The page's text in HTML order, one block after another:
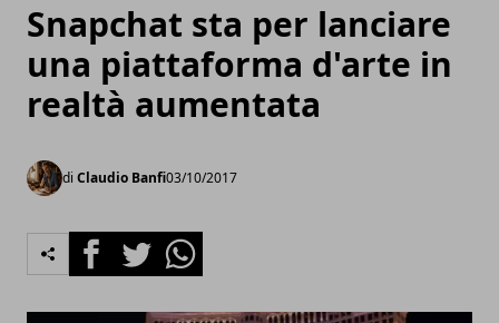
Snapchat sta per lanciare
una piattaforma d'arte in
realtà aumentata
di Claudio Banfi03/10/2017
FacebookTwitterWhatsapp